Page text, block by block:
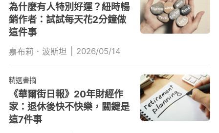
為什麼有人特別好運？紐時暢
銷作者：試試每天花2分鐘做
這件事
嘉布莉．波斯坦 2026/05/14
精選書摘
《華爾街日報》20年財經作
家：退休後快不快樂，關鍵是
這7件事